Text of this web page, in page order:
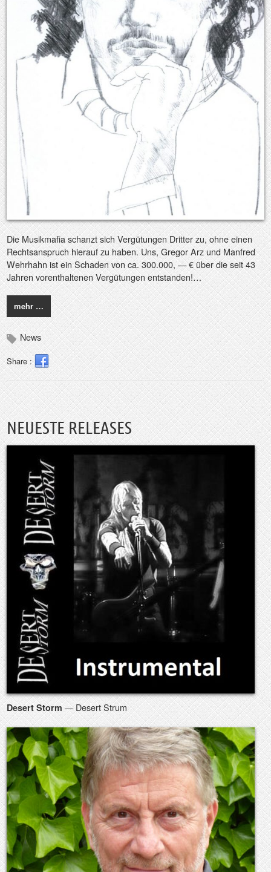
Die Musikmafia schanzt sich Vergütungen Dritter zu, ohne einen
Rechtsanspruch hierauf zu haben. Uns, Gregor Arz und Manfred
Wehrhahn ist ein Schaden von ca. 300.000, — € über die seit 43
Jahren vorenthaltenen Vergütungen entstanden!…
mehr …
News
Share :
NEUESTE RELEASES
Desert Storm— Desert Strum